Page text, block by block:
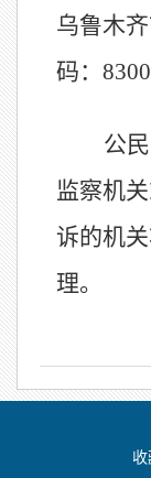
乌鲁木
码：
公
监察机
诉的机
理。